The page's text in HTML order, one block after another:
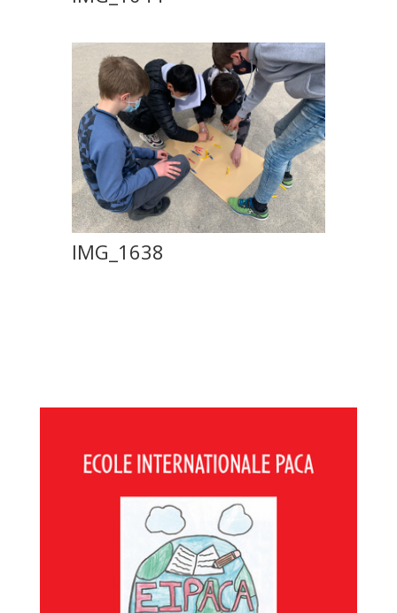
IMG_1638